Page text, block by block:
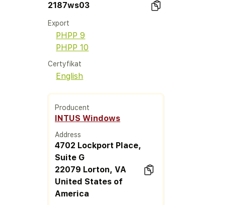
2187ws03
Export
PHPP 9
PHPP 10
Certyfikat
English
Producent
INTUS Windows
Address
4702 Lockport Place,
Suite G
22079 Lorton, VA
United States of
America